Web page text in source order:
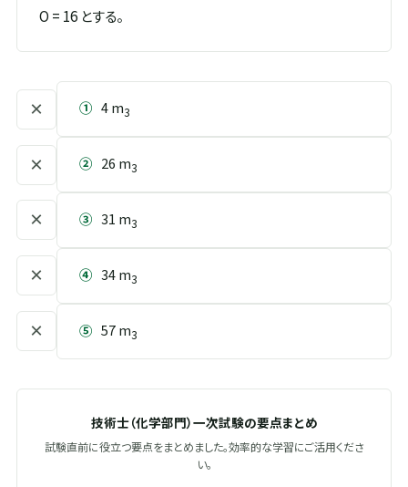
O = 16 とする。
× ① 4 m3
× ② 26 m3
× ③ 31 m3
× ④ 34 m3
× ⑤ 57 m3
技術士（化学部門）一次試験の要点まとめ
試験直前に役立つ要点をまとめました。効率的な学習にご活用くださ
い。